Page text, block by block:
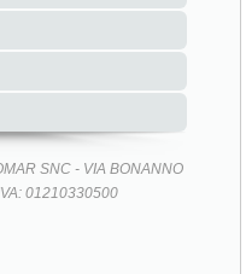
SNC - VIA BONANNO
01210330500